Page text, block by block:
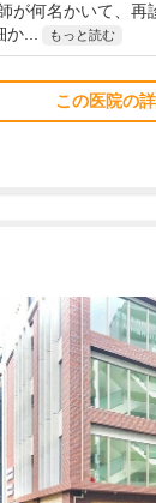
が何名かいて、
...
もっと読む
この医院の